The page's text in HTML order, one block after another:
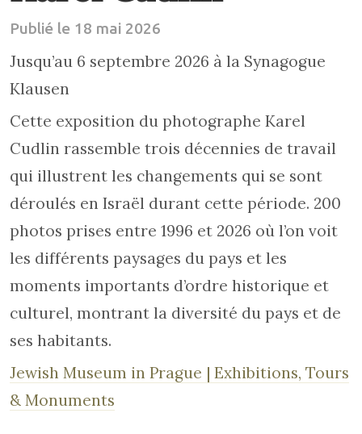
Publié le 18 mai 2026
Jusqu’au 6 septembre 2026 à la Synagogue
Klausen
Cette exposition du photographe Karel
Cudlin rassemble trois décennies de travail
qui illustrent les changements qui se sont
déroulés en Israël durant cette période. 200
photos prises entre 1996 et 2026 où l’on voit
les différents paysages du pays et les
moments importants d’ordre historique et
culturel, montrant la diversité du pays et de
ses habitants.
Jewish Museum in Prague | Exhibitions, Tours
& Monuments